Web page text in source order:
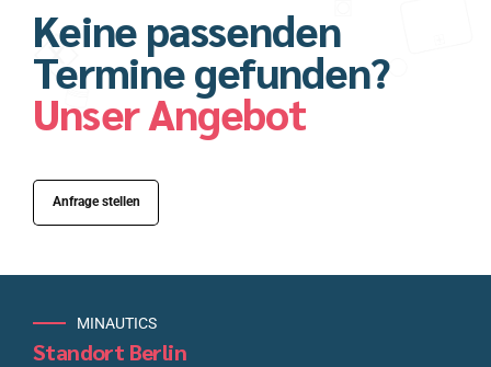
Keine passenden
Termine gefunden?
Unser Angebot
Anfrage stellen
MINAUTICS
Standort Berlin